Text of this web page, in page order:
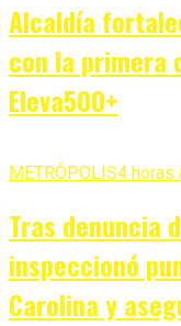
Alcaldía
con la primera
Eleva500+
METRÓPOLIS4 horas
Tras denuncia
inspeccionó
Carolina y